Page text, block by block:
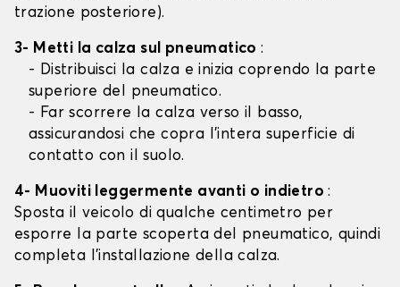
trazione posteriore).
3- Metti la calza sul pneumatico:
- Distribuisci la calza e inizia coprendo la parte
superiore del pneumatico.
- Far scorrere la calza verso il basso,
assicurandosi che copra l'intera superficie di
contatto con il suolo.
4- Muoviti leggermente avanti o indietro:
Sposta il veicolo di qualche centimetro per
esporre la parte scoperta del pneumatico, quindi
completa l'installazione della calza.